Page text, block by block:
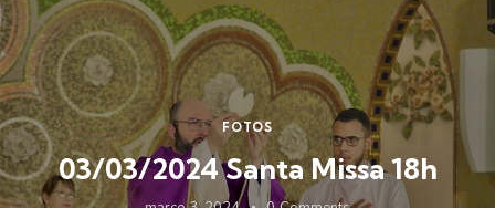
FOTOS
03/03/2024 Santa Missa 18h